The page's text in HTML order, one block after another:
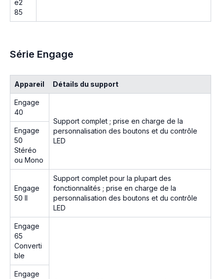
e2
85
Série Engage
Appareil Détails du support
Engage
40
Support complet ; prise en charge de la
personnalisation des boutons et du contrôle
LED
Engage
50
Stéréo
ou Mono
Engage
50 II
Support complet pour la plupart des
fonctionnalités ; prise en charge de la
personnalisation des boutons et du contrôle
LED
Engage
65
Converti
ble
Engage